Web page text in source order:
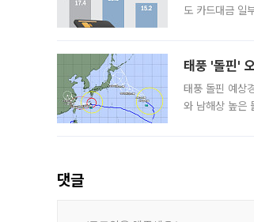
도 카드대금 일
태풍 '돌핀'
태풍 돌핀 예상
와 남해상 높은
댓글